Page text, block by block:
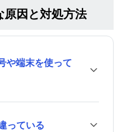
原因と対処方法
や端末を使って
っている